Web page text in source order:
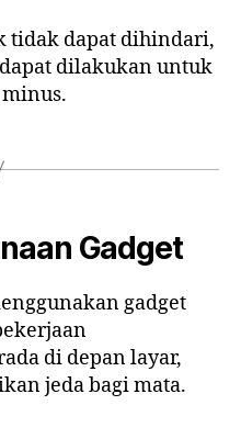
tidak dapat dihindari,
dilakukan untuk
Gadget
gadget
di depan layar,
jeda bagi mata.